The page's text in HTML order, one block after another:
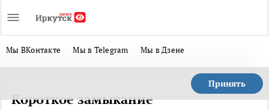
Мы ВКонтакте Мы в Telegram Мы в Дзене
Принять
Короткое замыкание